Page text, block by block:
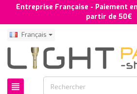
Entreprise Française - Paiement
partir de 50€
Français
view_headline